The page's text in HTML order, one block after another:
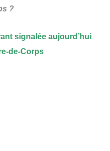
?
signalée aujourd’hui
de-Corps